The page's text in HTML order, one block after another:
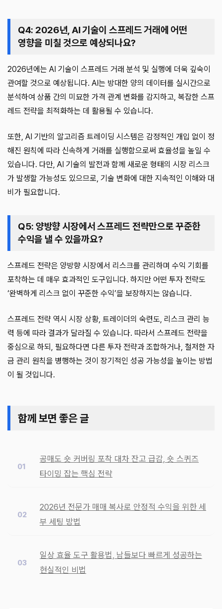
Q4: 2026년, AI 기술이 스프레드 거래에 어떤
영향을 미칠 것으로 예상되나요?
2026년에는 AI 기술이 스프레드 거래 분석 및 실행에 더욱 깊숙이
관여할 것으로 예상됩니다. AI는 방대한 양의 데이터를 실시간으로
분석하여 상품 간의 미묘한 가격 관계 변화를 감지하고, 복잡한 스프
레드 전략을 최적화하는 데 활용될 수 있습니다.
또한, AI 기반의 알고리즘 트레이딩 시스템은 감정적인 개입 없이 정
해진 원칙에 따라 신속하게 거래를 실행함으로써 효율성을 높일 수
있습니다. 다만, AI 기술의 발전과 함께 새로운 형태의 시장 리스크
가 발생할 가능성도 있으므로, 기술 변화에 대한 지속적인 이해와 대
비가 필요합니다.
Q5: 양방향 시장에서 스프레드 전략만으로 꾸준한
수익을 낼 수 있을까요?
스프레드 전략은 양방향 시장에서 리스크를 관리하며 수익 기회를
포착하는 데 매우 효과적인 도구입니다. 하지만 어떤 투자 전략도
‘완벽하게 리스크 없이 꾸준한 수익’을 보장하지는 않습니다.
스프레드 전략 역시 시장 상황, 트레이더의 숙련도, 리스크 관리 능
력 등에 따라 결과가 달라질 수 있습니다. 따라서 스프레드 전략을
중심으로 하되, 필요하다면 다른 투자 전략과 조합하거나, 철저한 자
금 관리 원칙을 병행하는 것이 장기적인 성공 가능성을 높이는 방법
이 될 것입니다.
함께 보면 좋은 글
공매도 숏 커버링 포착 대차 잔고 급감, 숏 스퀴즈
타이밍 잡는 핵심 전략
2026년 전문가 매매 복사로 안정적 수익을 위한 세
부 세팅 방법
일상 효율 도구 활용법, 남들보다 빠르게 성공하는
현실적인 비법